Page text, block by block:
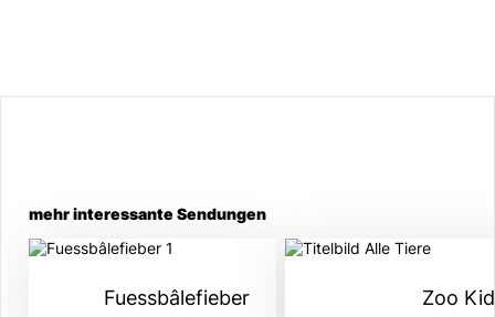
mehr interessante Sendungen
Fuessbâlefieber Zoo